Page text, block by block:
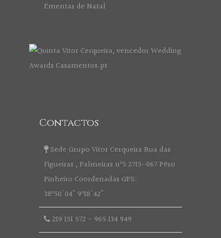
Ementas de Natal
Contactos
Sede Grupo Vitor Cerqueira Rua das
Figueiras , Palmeiras nº5 2715-067 Pêro
Pinheiro Coordenadas GPS:
38º50'04" 9º18'42"
219 151 572 - 965 134 949